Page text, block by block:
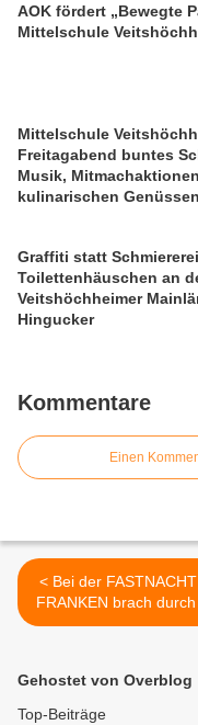
AOK fördert „Bewegte
Mittelschule
Mittelschule
Freitagabend buntes
Musik,
kulinarischen Genüssen
Graffiti statt
Toilettenhäuschen an
Veitshöchheimer
Hingucker
Kommentare
Einen
< Bei der FASTNACHT IN
FRANKEN brach durch
Tanzsportgarde
Gehostet von Overblog
Top-Beiträge